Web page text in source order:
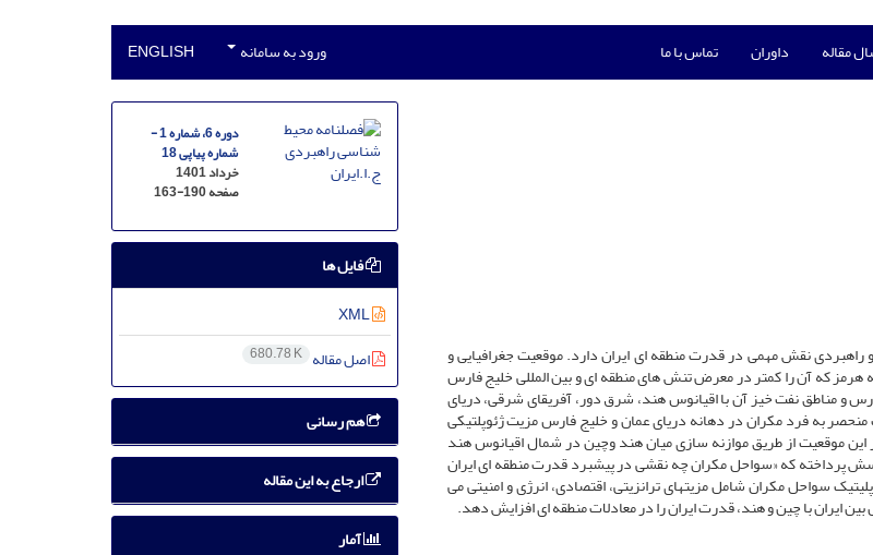
مقاله داوران تماس با ما ورود به سامانه ENGLISH
راهبردی نقش مهمی در قدرت منطقه ای ایران دارد. موقعیت جغرافیایی و
که آن را کمتر در معرض تنش های منطقه ای و بین المللی خلیج فارس
و مناطق نفت خیز آن با اقیانوس هند، شرق دور، آفریقای شرقی، دریای
به فرد مکران در دهانه دریای عمان و خلیج فارس مزیت ژئوپلتیکی
این موقعیت از طریق موازنه سازی میان هند وچین در شمال اقیانوس هند
پرداخته که «سواحل مکران چه نقشی در پیشبرد قدرت منطقه ای ایران
سواحل مکران شامل مزیتهای ترانزیتی، اقتصادی، انرژی و امنیتی می
بین ایران با چین و هند، قدرت ایران را در معادلات منطقه ای افزایش دهد.
دوره 6، شماره 1 -
شماره پیاپی 18
خرداد 1401
صفحه163-190
فایل ها
XML
اصل مقاله 680.78 K
هم رسانی
ارجاع به این مقاله
آمار